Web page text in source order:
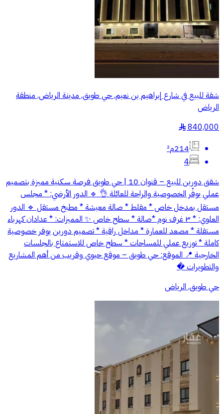
شقة للبيع في شارع إبراهيم بن نعيم, حي طويق, مدينة الرياض, منطقة
الرياض
840,000
§
214م²
4
شقق دورين للبيع – قنوان 10 | حي طويق فرصة سكنية مميزة بتصميم
عملي يوفّر الخصوصية والراحة للعائلة 👌 🔹 الدور الأرضي: * مجلس
مستقل بمدخل خاص * مقلط * صالة معيشة * مطبخ مستقل 🔹 الدور
العلوي: * ٣ غرف نوم *صالة * سطح خاص ✨ المميزات: * عدادان كهرباء
مستقلة * مصعد للعمارة * مداخل راقية * تصميم دورين يوفر خصوصية
كاملة * توزيع عملي للمساحات * سطح خاص للاستمتاع بالجلسات
الخارجية 📍 الموقع: حي طويق – موقع حيوي وقريب من أهم المشاريع
والتطويرات �
حي طويق, الرياض